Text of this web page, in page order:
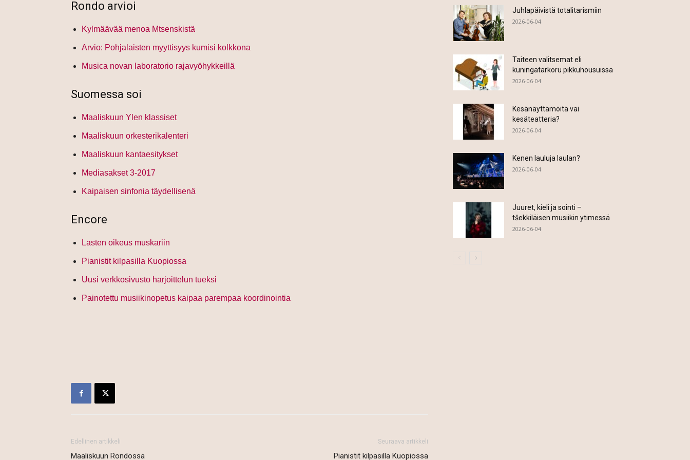
Rondo arvioi
Kylmäävää menoa Mtsenskistä
Arvio: Pohjalaisten myyttisyys kumisi kolkkona
Musica novan laboratorio rajavyöhykkeillä
Suomessa soi
Maaliskuun Ylen klassiset
Maaliskuun orkesterikalenteri
Maaliskuun kantaesitykset
Mediasakset 3-2017
Kaipaisen sinfonia täydellisenä
Encore
Lasten oikeus muskariin
Pianistit kilpasilla Kuopiossa
Uusi verkkosivusto harjoittelun tueksi
Painotettu musiikinopetus kaipaa parempaa koordinointia
Edellinen artikkeli
Maaliskuun Rondossa
Seuraava artikkeli
Pianistit kilpasilla Kuopiossa
Juhlapäivistä totalitarismiin
2026-06-04
Taiteen valitsemat eli
kuningatarkoru pikkuhousuissa
2026-06-04
Kesänäyttämöitä vai
kesäteatteria?
2026-06-04
Kenen lauluja laulan?
2026-06-04
Juuret, kieli ja sointi –
tšekkiläisen musiikin ytimessä
2026-06-04